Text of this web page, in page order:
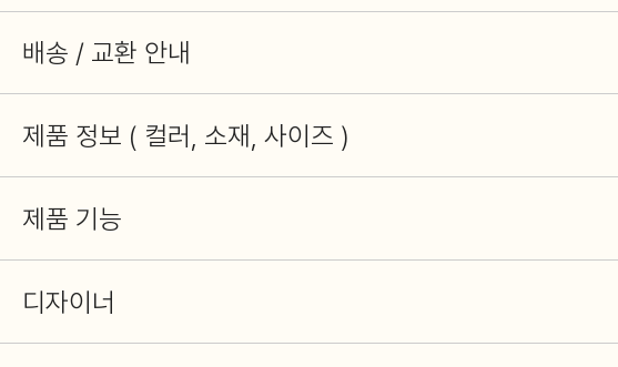
배송 / 교환 안내
제품 정보 ( 컬러, 소재, 사이즈 )
제품 기능
디자이너